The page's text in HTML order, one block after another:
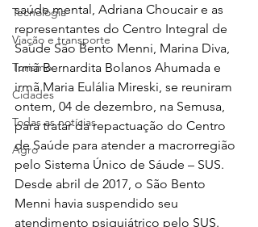
Tecnologia
Viação e transporte
Turismo
Cidades
Todas as notícias
Agro
saúde mental, Adriana Choucair e as
representantes do Centro Integral de
Saúde São Bento Menni, Marina Diva,
Irmã Bernardita Bolanos Ahumada e
irmã Maria Eulália Mireski, se reuniram
ontem, 04 de dezembro, na Semusa,
para tratar da repactuação do Centro
de Saúde para atender a macrorregião
pelo Sistema Único de Sáude – SUS.
Desde abril de 2017, o São Bento
Menni havia suspendido seu
atendimento psiquiátrico pelo SUS.